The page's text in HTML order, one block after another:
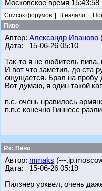
Московское время 15:43:58
Список форумов В начало
Пиво
Автор: Александр Иваново
Дата: 15-06-26 05:10
Так-то я не любитель
И вот что заметил, до ста
ощущается. Брал на пробу
Вот думаю, я один такой
п.с. очень нравилось
п.п.с конечно Гиннесс
Re: Пиво
Автор: mmaks (---
Дата: 15-06-26 05:19
Пилзнер урквел, очень